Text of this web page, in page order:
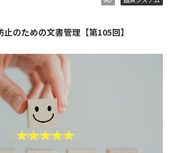
のための文書管理【第105回】